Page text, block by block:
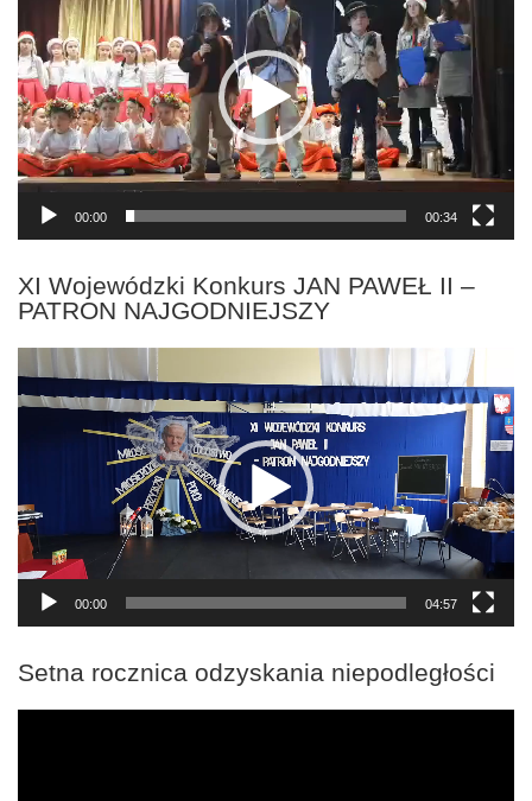
00:00 00:34
XI Wojewódzki Konkurs JAN PAWEŁ II –
PATRON NAJGODNIEJSZY
Odtwarzacz
video
00:00 04:57
Setna rocznica odzyskania niepodległości